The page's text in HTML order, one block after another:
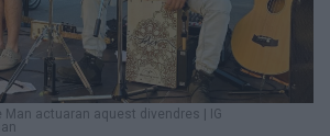
Man actuaran aquest divendres | IG